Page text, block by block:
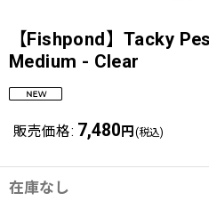
【Fishpond】Tacky
Medium - Clear
販売価格: 7,480 円 (税込)
在庫なし